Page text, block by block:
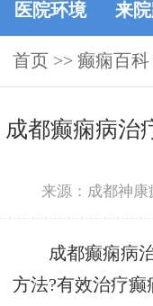
医院环境 来
首页 >> 癫痫百科
成都癫痫病治
来源：成都神康
成都癫痫病治
方法?有效治疗